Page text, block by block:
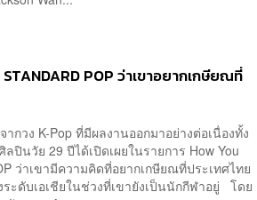
POP ว่าเขาอยากเกษียณที่
กวง K-Pop ที่มีผลงานออกมาอย่างต่อเนื่องทั้ง
ปินวัย 29 ปีได้เปิดเผยในรายการ How You
ว่าเขามีความคิดที่อยากเกษียณที่ประเทศไทย
ะดับเอเชียในช่วงที่เขายังเป็นนักกีฬาอยู่ โดย